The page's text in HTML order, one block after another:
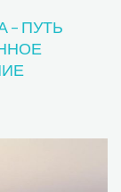
– ПУТЬ